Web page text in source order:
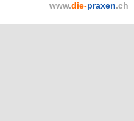
www.die-praxen.ch